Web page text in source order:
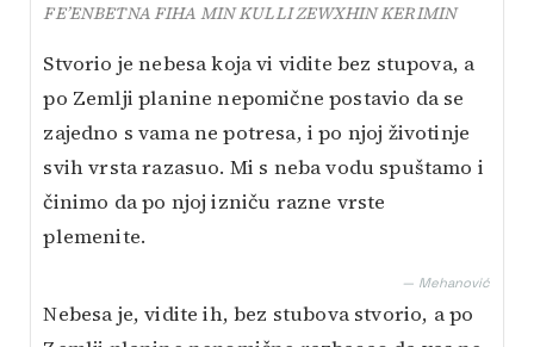
FE’ENBETNA FIHA MIN KULLI ZEWXHIN KERIMIN
Stvorio je nebesa koja vi vidite bez stupova, a
po Zemlji planine nepomične postavio da se
zajedno s vama ne potresa, i po njoj životinje
svih vrsta razasuo. Mi s neba vodu spuštamo i
činimo da po njoj izniču razne vrste
plemenite.
— Mehanović
Nebesa je, vidite ih, bez stubova stvorio, a po